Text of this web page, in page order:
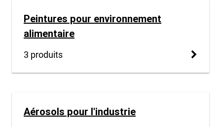
Peintures pour environnement
alimentaire
3 produits
Aérosols pour l'industrie